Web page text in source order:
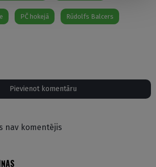
PČ hokejā Rūdolfs Balcers
Pievienot komentāru
nav komentējis